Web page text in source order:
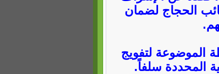
الحجاج لضمان
الموضوعة لتفويج
المحددة سلفاً.